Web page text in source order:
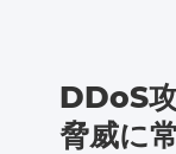
DDoS
脅威に